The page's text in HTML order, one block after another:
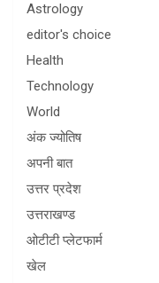
Astrology
editor's choice
Health
Technology
World
अंक ज्योतिष
अपनी बात
उत्तर प्रदेश
उत्तराखण्ड
ओटीटी प्लेटफार्म
खेल